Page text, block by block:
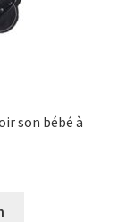
son bébé à